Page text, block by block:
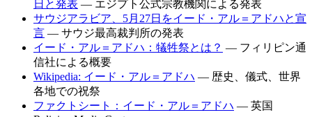
日と発表 — エジプト公式宗教機関による発表
サウジアラビア、5月27日をイード・アル＝アドハと宣
言 — サウジ最高裁判所の発表
イード・アル＝アドハ：犠牲祭とは？ — フィリピン通
信社による概要
Wikipedia: イード・アル＝アドハ — 歴史、儀式、世界
各地での祝祭
ファクトシート：イード・アル＝アドハ — 英国